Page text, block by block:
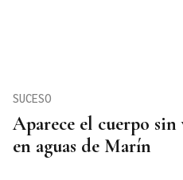
Aparece el cuerpo
en aguas de Marín
SUCESO